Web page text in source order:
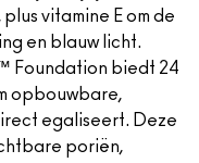
vitamine E om de
en blauw licht.
Foundation biedt 24
opbouwbare,
egaliseert. Deze
poriën,